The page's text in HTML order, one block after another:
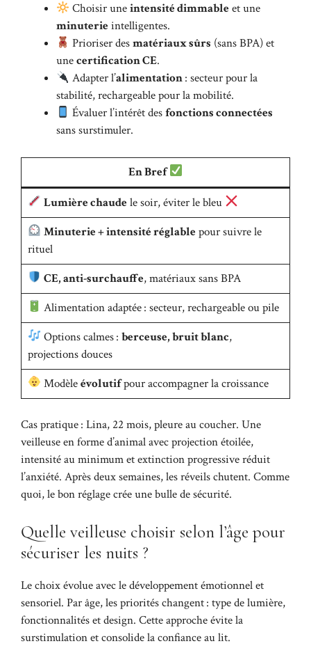
Choisir uneintensité dimmableet une
minuterieintelligentes.
Prioriser desmatériaux sûrs (sans BPA) et
unecertification CE.
Adapter l’alimentation: secteur pour la
stabilité, rechargeable pour la mobilité.
Évaluer l’intérêt desfonctions connectées
sans surstimuler.
En Bref
Lumière chaudele soir, éviter le bleu
Minuterie + intensité réglablepour suivre le
rituel
CE, anti-surchauffe, matériaux sans BPA
Alimentation adaptée : secteur, rechargeable ou pile
Options calmes : berceuse, bruit blanc,
projections douces
Modèleévolutifpour accompagner la croissance
Cas pratique : Lina, 22 mois, pleure au coucher. Une
veilleuse en forme d’animal avec projection étoilée,
intensité au minimum et extinction progressive réduit
l’anxiété. Après deux semaines, les réveils chutent. Comme
quoi, le bon réglage crée une bulle de sécurité.
Quelle veilleuse choisir selon l’âge pour
sécuriser les nuits ?
Le choix évolue avec le développement émotionnel et
sensoriel. Par âge, les priorités changent : type de lumière,
fonctionnalités et design. Cette approche évite la
surstimulation et consolide la confiance au lit.